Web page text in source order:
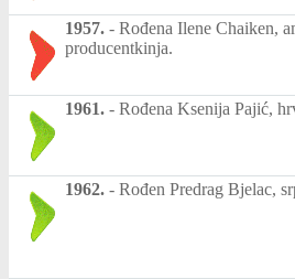
1957. - Rođena Ilene Chaiken,
producentkinja.
1961. - Rođena Ksenija Pajić,
1962. - Rođen Predrag Bjelac,